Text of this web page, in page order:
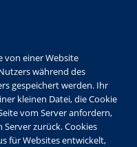
von einer Website
während des
gespeichert werden. Ihr
kleinen Datei, die Cookie
vom Server anfordern,
zurück. Cookies
für Websites entwickelt,